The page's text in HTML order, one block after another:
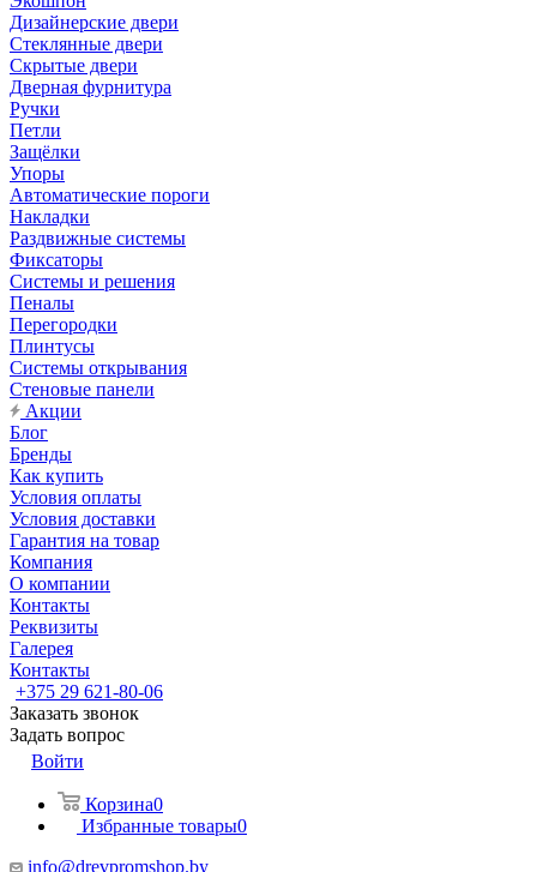
Дизайнерские двери
Стеклянные двери
Скрытые двери
Дверная фурнитура
Ручки
Петли
Защёлки
Упоры
Автоматические пороги
Накладки
Раздвижные системы
Фиксаторы
Системы и решения
Пеналы
Перегородки
Плинтусы
Системы открывания
Стеновые панели
Акции
Блог
Бренды
Как купить
Условия оплаты
Условия доставки
Гарантия на товар
Компания
О компании
Контакты
Реквизиты
Галерея
Контакты
+375 29 621-80-06
Заказать звонок
Задать вопрос
Войти
Корзина0
Избранные товары0
info@drevpromshop.by